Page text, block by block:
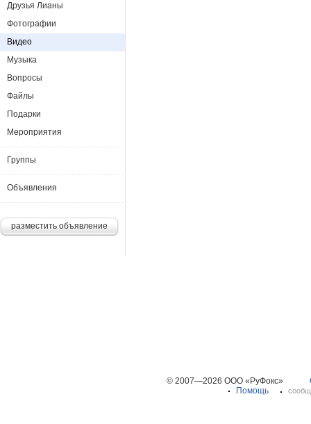
Друзья Лианы
Фотографии
Видео
Музыка
Вопросы
Файлы
Подарки
Мероприятия
Группы
Объявления
разместить объявление
© 2007—2026 ООО «РуФокс»
Помощь